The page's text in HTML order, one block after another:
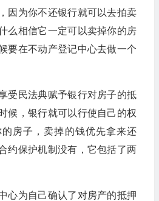
因为你不还银行就可以去拍卖
么相信它一定可以卖掉你的房
要在不动产登记中心去做一个
受民法典赋予银行对房子的抵
候，银行就可以行使自己的权
房子，卖掉的钱优先拿来还
约保护机制没有，它包括了两
心为自己确认了对房产的抵押